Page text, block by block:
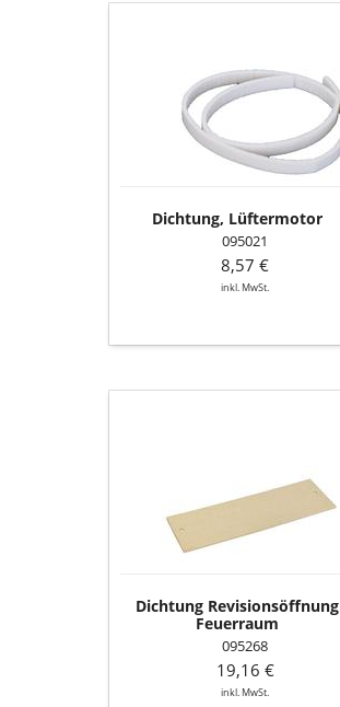
Dichtung, Lüftermotor
095021
8,57 €
inkl. MwSt.
Dichtung Revisionsöffnung
Feuerraum
095268
19,16 €
inkl. MwSt.